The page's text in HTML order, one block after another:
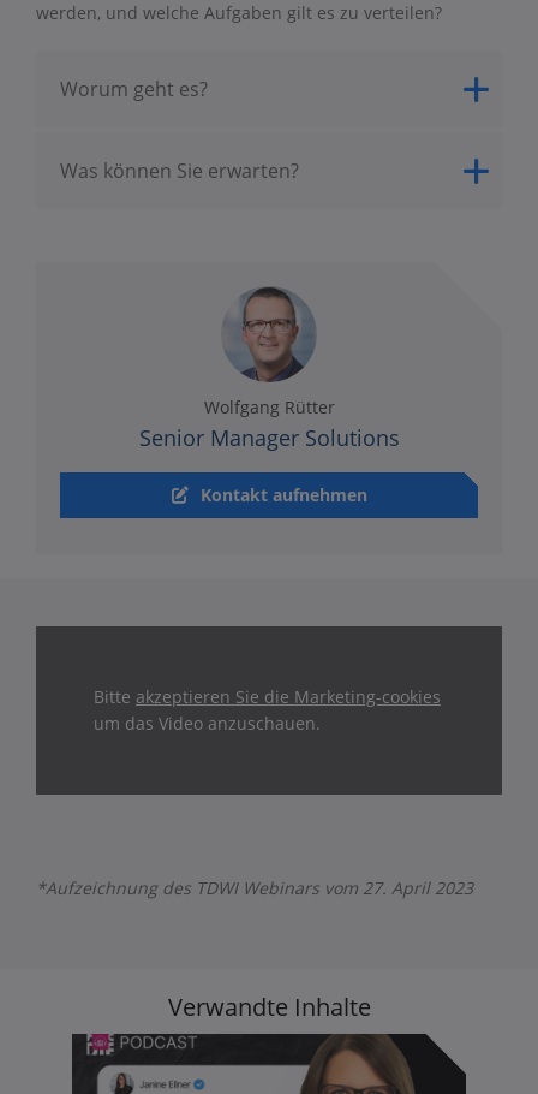
werden, und welche Aufgaben gilt es zu verteilen?
Worum geht es?
Was können Sie erwarten?
Wolfgang Rütter
Senior Manager Solutions
Kontakt aufnehmen
Bitte akzeptieren Sie die Marketing-cookies
um das Video anzuschauen.
*Aufzeichnung des TDWI Webinars vom 27. April 2023
Verwandte Inhalte